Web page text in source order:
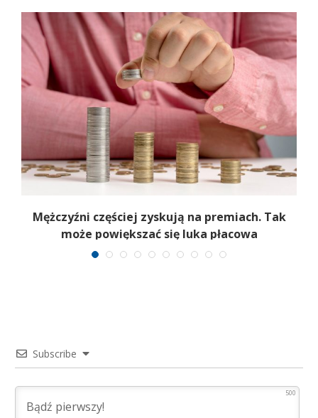
Mężczyźni częściej zyskują na premiach. Tak
może powiększać się luka płacowa
Subscribe
500